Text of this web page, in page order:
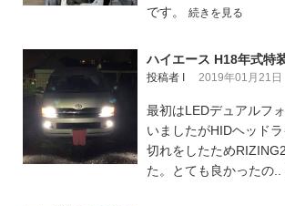
です。 続きを見る
ハイエース H18年式特
投稿者 I 2019年01月21日
最初はLEDデュアルフ
いましたがHIDヘッド
切れをしたため
た。とても良かったの..